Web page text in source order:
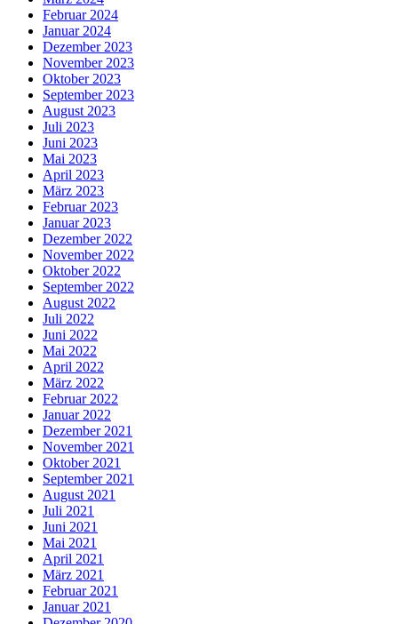
Februar 2024
Januar 2024
Dezember 2023
November 2023
Oktober 2023
September 2023
August 2023
Juli 2023
Juni 2023
Mai 2023
April 2023
März 2023
Februar 2023
Januar 2023
Dezember 2022
November 2022
Oktober 2022
September 2022
August 2022
Juli 2022
Juni 2022
Mai 2022
April 2022
März 2022
Februar 2022
Januar 2022
Dezember 2021
November 2021
Oktober 2021
September 2021
August 2021
Juli 2021
Juni 2021
Mai 2021
April 2021
März 2021
Februar 2021
Januar 2021